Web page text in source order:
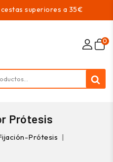
superiores a 35€
0
Prótesis
Prótesis